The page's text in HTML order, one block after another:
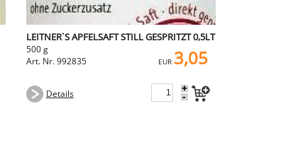
LEITNER`S APFELSAFT STILL GESPRITZT 0,5LT
500 g
Art. Nr. 992835
EUR 3,05
Details +
-